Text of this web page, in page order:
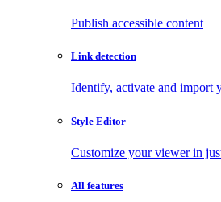
Publish accessible content
Link detection
Identify, activate and import
Style Editor
Customize your viewer in
All features